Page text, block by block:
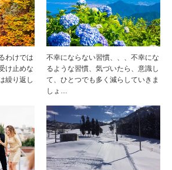
わけでは
け止めな
繰り返し
不幸にならない習慣、、、不幸にな
るような習慣、気づいたら、意識し
て、ひとつでも多く減らしていきま
しょ…